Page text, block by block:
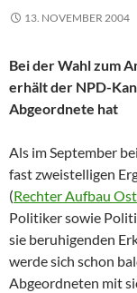
13. NOVEMBER 2004
Bei der Wahl zum
erhält der NPD-
Abgeordnete hat
Als im September
fast zweistelligen
(Rechter Aufbau
Politiker sowie
sie beruhigenden
werde sich schon
Abgeordneten mit